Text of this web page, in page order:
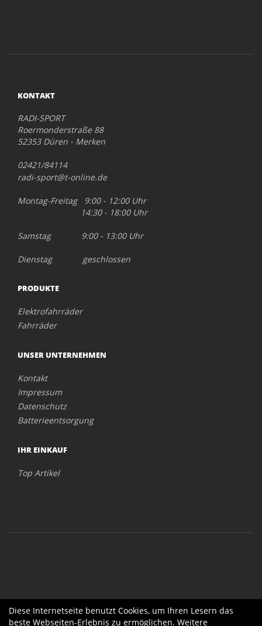
KONTAKT
RADI-SPORT
Roermonderstraße 88
52353 Düren - Merken
02421/84114
radi-sport@t-online.de
Montag-Freitag 9:00 - 12:00 Uhr
14:30 - 18:00 Uhr
Samstag 9:00 - 13:00 Uhr
Dienstag geschlossen
PRODUKTE
Elektrofahrräder
Fahrräder
UNSER UNTERNEHMEN
Kontakt
Impressum
Datenschutz
Batterieentsorgung
IHR EINKAUF
Top Artikel
Diese Internetseite benutzt Cookies, um Ihren Lesern das
beste Webseiten-Erlebnis zu ermöglichen. Weitere